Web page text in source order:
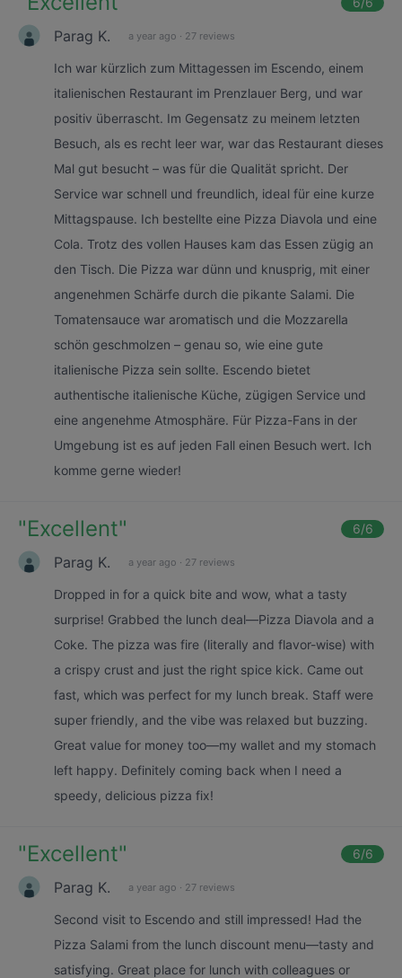
Parag K. a year ago · 27 reviews
Ich war kürzlich zum Mittagessen im Escendo, einem
italienischen Restaurant im Prenzlauer Berg, und war
positiv überrascht. Im Gegensatz zu meinem letzten
Besuch, als es recht leer war, war das Restaurant dieses
Mal gut besucht – was für die Qualität spricht. Der
Service war schnell und freundlich, ideal für eine kurze
Mittagspause. Ich bestellte eine Pizza Diavola und eine
Cola. Trotz des vollen Hauses kam das Essen zügig an
den Tisch. Die Pizza war dünn und knusprig, mit einer
angenehmen Schärfe durch die pikante Salami. Die
Tomatensauce war aromatisch und die Mozzarella
schön geschmolzen – genau so, wie eine gute
italienische Pizza sein sollte. Escendo bietet
authentische italienische Küche, zügigen Service und
eine angenehme Atmosphäre. Für Pizza-Fans in der
Umgebung ist es auf jeden Fall einen Besuch wert. Ich
komme gerne wieder!
"Excellent" 6/6
Parag K. a year ago · 27 reviews
Dropped in for a quick bite and wow, what a tasty
surprise! Grabbed the lunch deal—Pizza Diavola and a
Coke. The pizza was fire (literally and flavor-wise) with
a crispy crust and just the right spice kick. Came out
fast, which was perfect for my lunch break. Staff were
super friendly, and the vibe was relaxed but buzzing.
Great value for money too—my wallet and my stomach
left happy. Definitely coming back when I need a
speedy, delicious pizza fix!
"Excellent" 6/6
Parag K. a year ago · 27 reviews
Second visit to Escendo and still impressed! Had the
Pizza Salami from the lunch discount menu—tasty and
satisfying. Great place for lunch with colleagues or